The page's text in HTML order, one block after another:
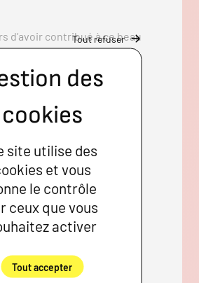
d’avoir contribué à ce beau
site utilise des
et vous
le contrôle
ceux que vous
activer
Tout accepter
Tout refuser